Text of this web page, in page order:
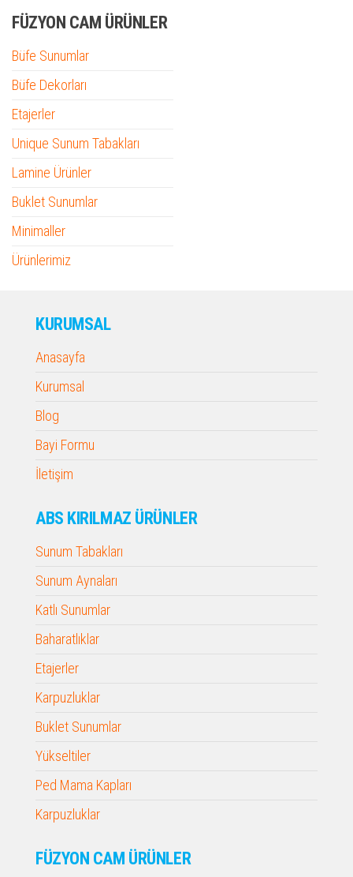
FÜZYON CAM ÜRÜNLER
Büfe Sunumlar
Büfe Dekorları
Etajerler
Unique Sunum Tabakları
Lamine Ürünler
Buklet Sunumlar
Minimaller
Ürünlerimiz
KURUMSAL
Anasayfa
Kurumsal
Blog
Bayi Formu
İletişim
ABS KIRILMAZ ÜRÜNLER
Sunum Tabakları
Sunum Aynaları
Katlı Sunumlar
Baharatlıklar
Etajerler
Karpuzluklar
Buklet Sunumlar
Yükseltiler
Ped Mama Kapları
Karpuzluklar
FÜZYON CAM ÜRÜNLER